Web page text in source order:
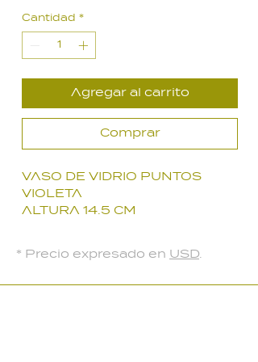
Cantidad *
Agregar al carrito
Comprar
VASO DE VIDRIO PUNTOS
VIOLETA
ALTURA 14.5 CM
* Precio expresado en USD.